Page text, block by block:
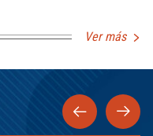
Ver más